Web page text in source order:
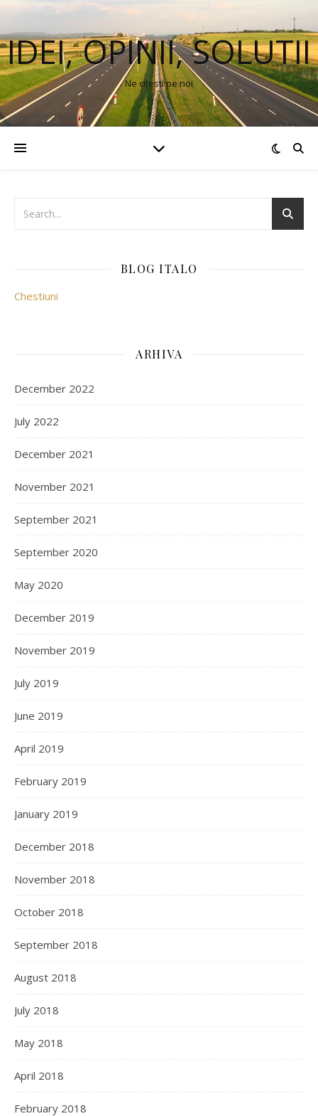
IDEI, OPINII, SOLUTII
Ne citesti pe noi
BLOG ITALO
Chestiuni
ARHIVA
December 2022
July 2022
December 2021
November 2021
September 2021
September 2020
May 2020
December 2019
November 2019
July 2019
June 2019
April 2019
February 2019
January 2019
December 2018
November 2018
October 2018
September 2018
August 2018
July 2018
May 2018
April 2018
February 2018